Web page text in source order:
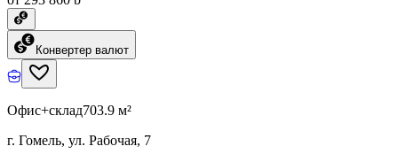
Конвертер валют
Офис+склад703.9 м²
г. Гомель, ул. Рабочая, 7